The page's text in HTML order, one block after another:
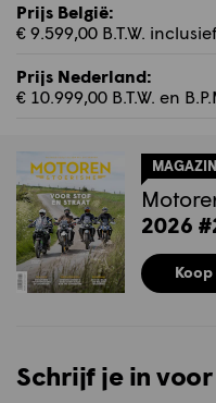
Prijs België:
€ 9.599,00 B.T.W. inclusief
Prijs Nederland:
€ 10.999,00 B.T.W. en
2026
Schrijf je in